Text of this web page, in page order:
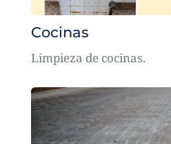
Cocinas
Limpieza de cocinas.